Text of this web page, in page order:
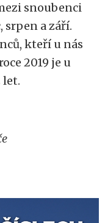
snoubenci
srpen a září.
kteří u nás
2019 je u
let.